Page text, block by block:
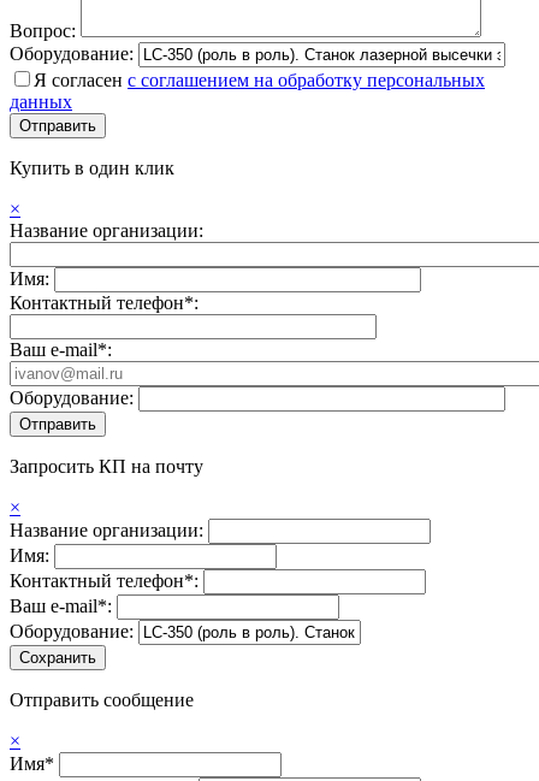
Вопрос:
Оборудование:
Я согласен с соглашением на обработку персональных
данных
Купить в один клик
×
Название организации:
Имя:
Контактный телефон*:
Ваш e-mail*:
Оборудование:
Запросить КП на почту
×
Название организации:
Имя:
Контактный телефон*:
Ваш e-mail*:
Оборудование:
Отправить сообщение
×
Имя*